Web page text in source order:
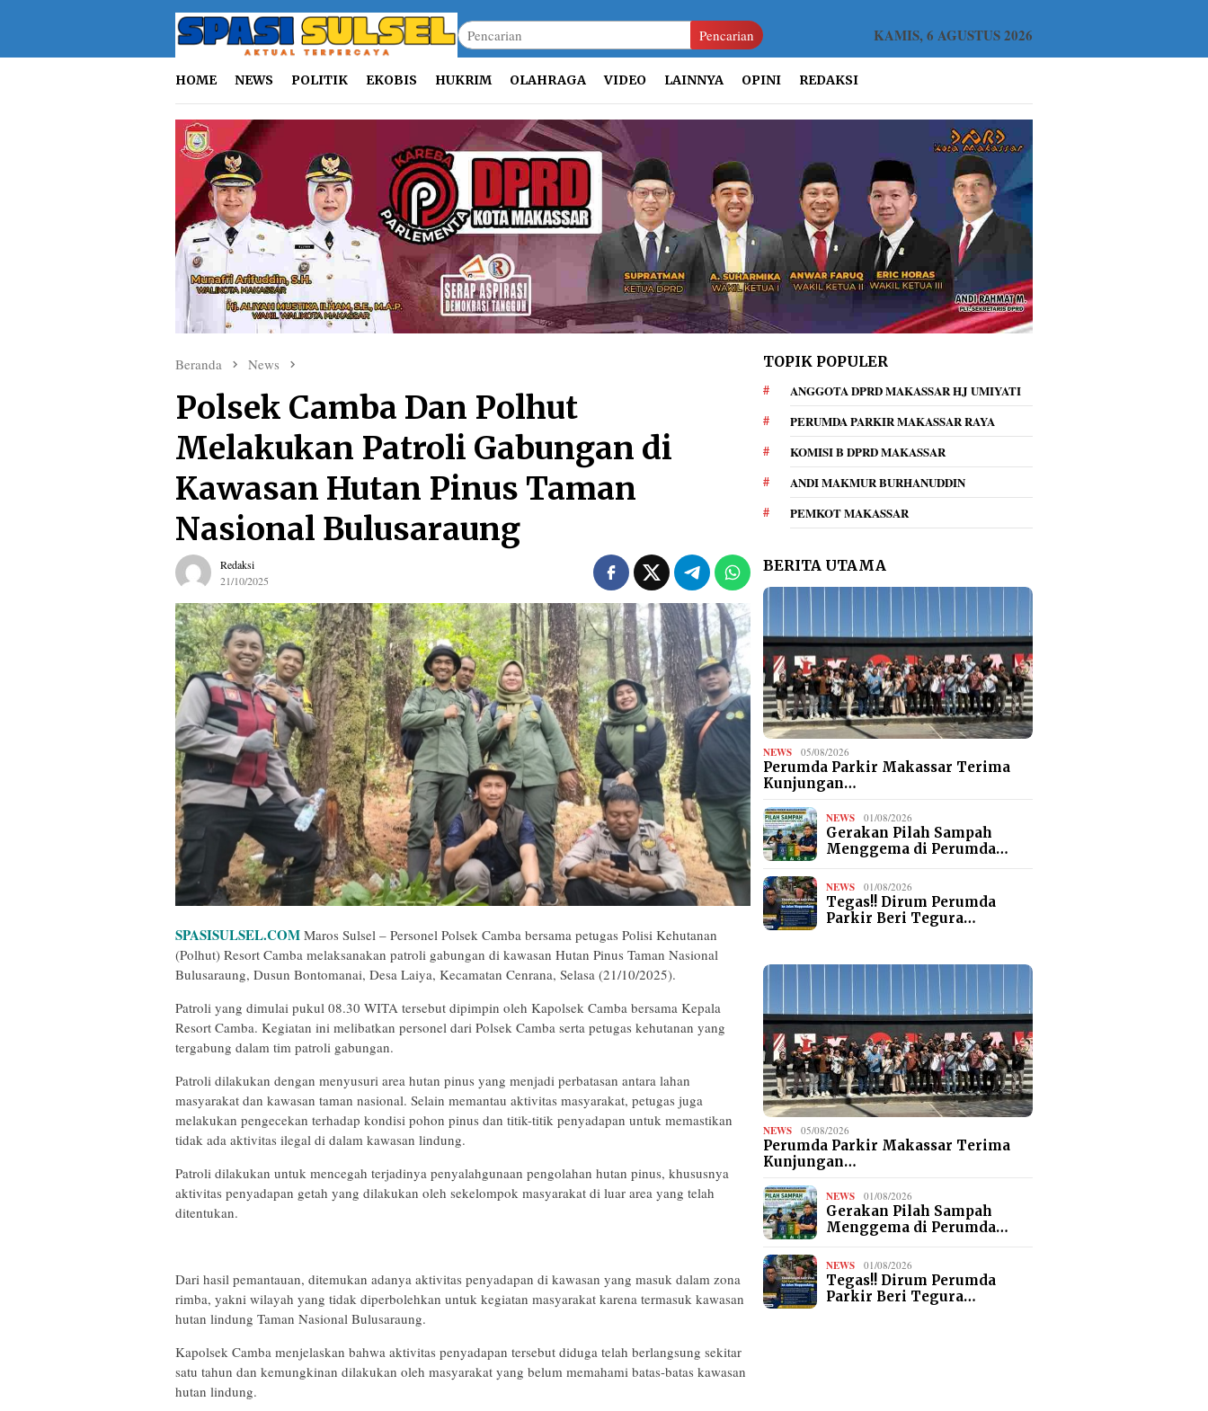
Pencarian KAMIS, 6 AGUSTUS 2026
HOME NEWS POLITIK EKOBIS HUKRIM OLAHRAGA VIDEO LAINNYA OPINI REDAKSI
Beranda News
Polsek Camba Dan Polhut
Melakukan Patroli Gabungan di
Kawasan Hutan Pinus Taman
Nasional Bulusaraung
Redaksi
21/10/2025
SPASISULSEL.COM Maros Sulsel – Personel Polsek Camba bersama petugas Polisi Kehutanan
(Polhut) Resort Camba melaksanakan patroli gabungan di kawasan Hutan Pinus Taman Nasional
Bulusaraung, Dusun Bontomanai, Desa Laiya, Kecamatan Cenrana, Selasa (21/10/2025).
Patroli yang dimulai pukul 08.30 WITA tersebut dipimpin oleh Kapolsek Camba bersama Kepala
Resort Camba. Kegiatan ini melibatkan personel dari Polsek Camba serta petugas kehutanan yang
tergabung dalam tim patroli gabungan.
Patroli dilakukan dengan menyusuri area hutan pinus yang menjadi perbatasan antara lahan
masyarakat dan kawasan taman nasional. Selain memantau aktivitas masyarakat, petugas juga
melakukan pengecekan terhadap kondisi pohon pinus dan titik-titik penyadapan untuk memastikan
tidak ada aktivitas ilegal di dalam kawasan lindung.
Patroli dilakukan untuk mencegah terjadinya penyalahgunaan pengolahan hutan pinus, khususnya
aktivitas penyadapan getah yang dilakukan oleh sekelompok masyarakat di luar area yang telah
ditentukan.
Dari hasil pemantauan, ditemukan adanya aktivitas penyadapan di kawasan yang masuk dalam zona
rimba, yakni wilayah yang tidak diperbolehkan untuk kegiatan masyarakat karena termasuk kawasan
hutan lindung Taman Nasional Bulusaraung.
Kapolsek Camba menjelaskan bahwa aktivitas penyadapan tersebut diduga telah berlangsung sekitar
satu tahun dan kemungkinan dilakukan oleh masyarakat yang belum memahami batas-batas kawasan
hutan lindung.
TOPIK POPULER
ANGGOTA DPRD MAKASSAR HJ UMIYATI
PERUMDA PARKIR MAKASSAR RAYA
KOMISI B DPRD MAKASSAR
ANDI MAKMUR BURHANUDDIN
PEMKOT MAKASSAR
BERITA UTAMA
NEWS 05/08/2026
Perumda Parkir Makassar Terima
Kunjungan…
NEWS 01/08/2026
Gerakan Pilah Sampah
Menggema di Perumda…
NEWS 01/08/2026
Tegas!! Dirum Perumda
Parkir Beri Tegura…
NEWS 05/08/2026
Perumda Parkir Makassar Terima
Kunjungan…
NEWS 01/08/2026
Gerakan Pilah Sampah
Menggema di Perumda…
NEWS 01/08/2026
Tegas!! Dirum Perumda
Parkir Beri Tegura…